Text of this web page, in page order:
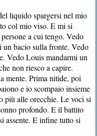
liquido spargersi nel mio
col mio viso. E mi si
a cui tengo. Vedo
bacio sulla fronte. Vedo
Vedo Louis mandarmi un
non riesco a capire.
mente. Prima nitide, poi
e io scompaio insieme
più alle orecchie. Le voci si
profondo. E il battito
assente. E infine tutto si